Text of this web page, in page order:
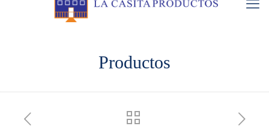
Productos